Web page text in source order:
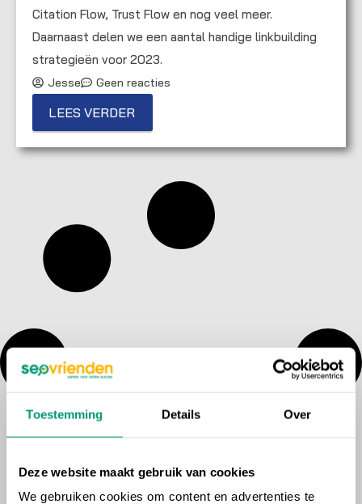
Toestemming Details Over
Deze website maakt gebruik van cookies
We gebruiken cookies om content en advertenties te
Citation Flow, Trust Flow en nog veel meer.
Daarnaast delen we een aantal handige linkbuilding
strategieën voor 2023.
Jesse Geen reacties
LEES VERDER